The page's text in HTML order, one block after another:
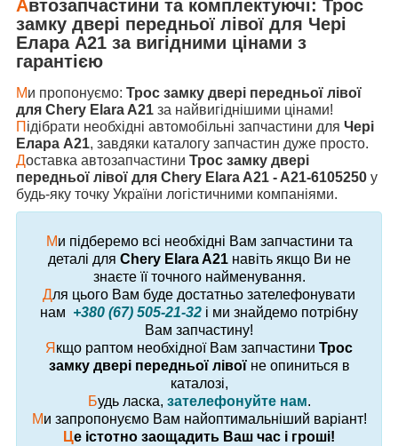
Автозапчастини та комплектуючі: Трос
замку двері передньої лівої для Чері
Елара A21 за вигідними цінами з
гарантією
Ми пропонуємо: Трос замку двері передньої лівої
для Chery Elara A21 за найвигіднішими цінами!
П ідібрати необхідні автомобільні запчастини для Чері
Елара A21, завдяки каталогу запчастин дуже просто.
Доставка автозапчастини Трос замку двері
передньої лівої для Chery Elara A21 - A21-6105250 у
будь-яку точку України логістичними компаніями.
Ми підберемо всі необхідні Вам запчастини та
деталі для Chery Elara A21навіть якщо Ви не
знаєте її точного найменування.
Для цього Вам буде достатньо зателефонувати
нам +380 (67) 505-21-32 і ми знайдемо потрібну
Вам запчастину!
Я кщо раптом необхідної Вам запчастини Трос
замку двері передньої лівоїне опиниться в
каталозі,
Будь ласка, зателефонуйте нам.
Ми запропонуємо Вам найоптимальніший варіант!
Це істотно заощадить Ваш час і гроші!